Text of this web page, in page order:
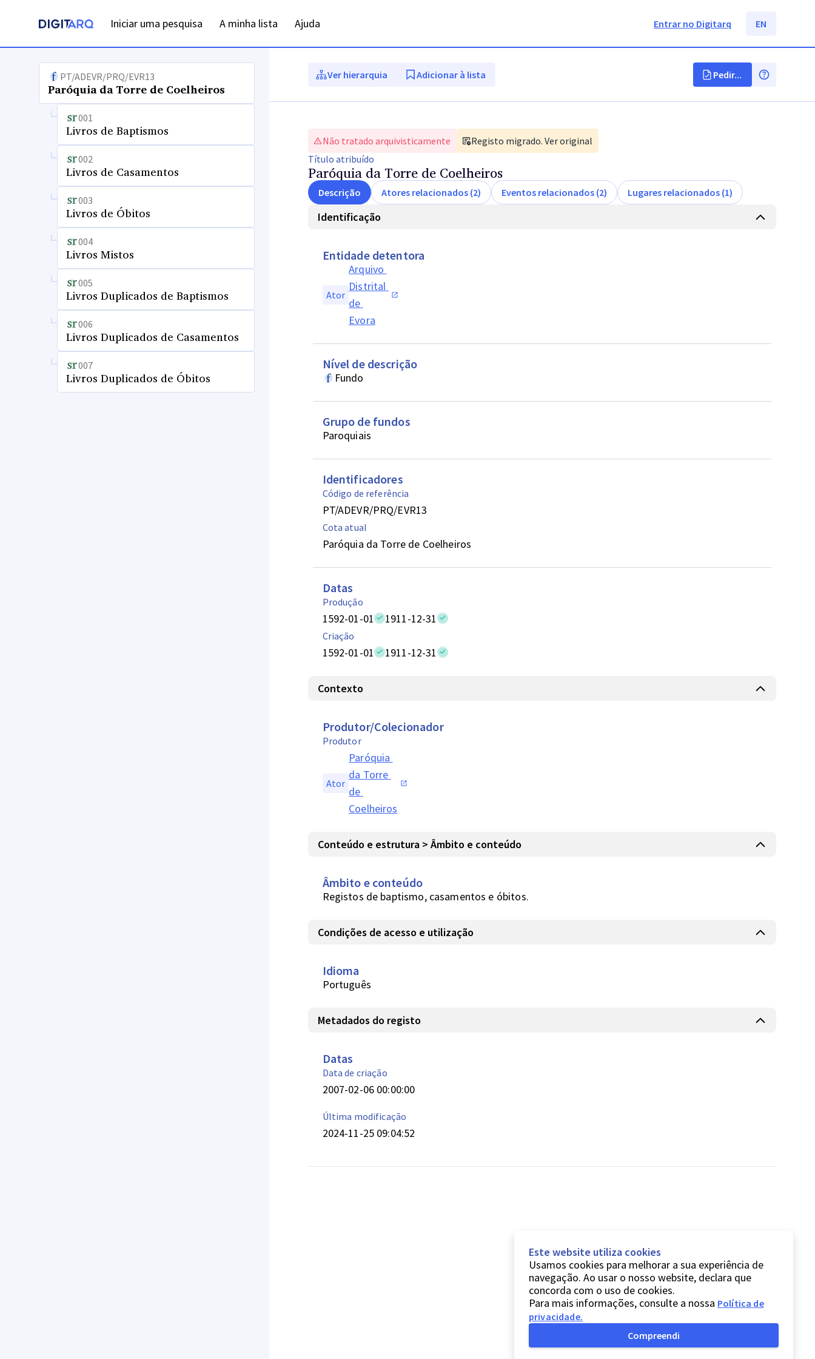
Iniciar uma pesquisa A minha lista Ajuda Entrar no Digitarq EN
PT/ADEVR/PRQ/EVR13
Paróquia da Torre de Coelheiros
001
Livros de Baptismos
002
Livros de Casamentos
003
Livros de Óbitos
004
Livros Mistos
005
Livros Duplicados de Baptismos
006
Livros Duplicados de Casamentos
007
Livros Duplicados de Óbitos
Ver hierarquia Adicionar à lista Pedir...
Não tratado arquivisticamente
Registo migrado. Ver original
Título atribuído
Paróquia da Torre de Coelheiros
Descrição Atores relacionados (2) Eventos relacionados (2) Lugares relacionados (1)
Identificação
Entidade detentora
Ator
Arquivo
Distrital
de
Evora
Nível de descrição
Fundo
Grupo de fundos
Paroquiais
Identificadores
Código de referência
PT/ADEVR/PRQ/EVR13
Cota atual
Paróquia da Torre de Coelheiros
Datas
Produção
1592-01-01 1911-12-31
Criação
1592-01-01 1911-12-31
Contexto
Produtor/Colecionador
Produtor
Ator
Paróquia
da Torre
de
Coelheiros
Conteúdo e estrutura > Âmbito e conteúdo
Âmbito e conteúdo
Registos de baptismo, casamentos e óbitos.
Condições de acesso e utilização
Idioma
Português
Metadados do registo
Datas
Data de criação
2007-02-06 00:00:00
Última modificação
2024-11-25 09:04:52
Este website utiliza cookies
Usamos cookies para melhorar a sua experiência de
navegação. Ao usar o nosso website, declara que
concorda com o uso de cookies.
Para mais informações, consulte a nossa Política de
privacidade.
Compreendi